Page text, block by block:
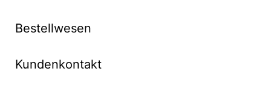
Bestellwesen
Kundenkontakt